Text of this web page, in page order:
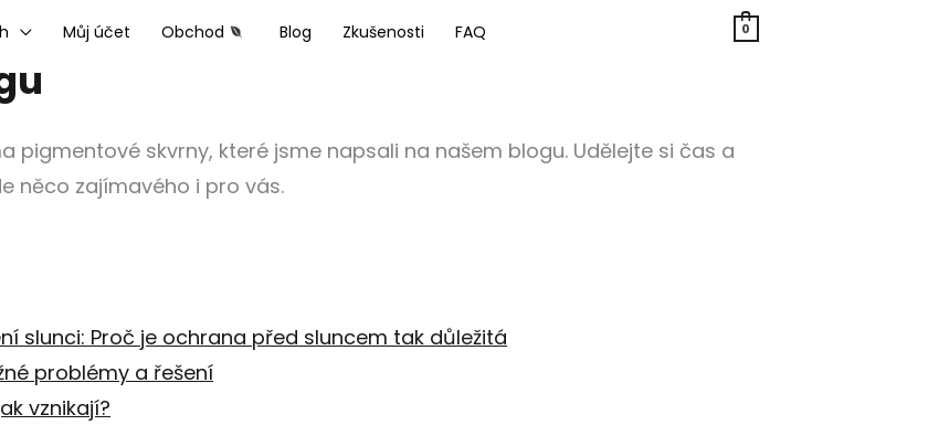
Můj účet Obchod Blog Zkušenosti FAQ 0
pigmentové skvrny, které jsme napsali na našem blogu. Udělejte si čas a
něco zajímavého i pro vás.
slunci: Proč je ochrana před sluncem tak důležitá
problémy a řešení
vznikají?